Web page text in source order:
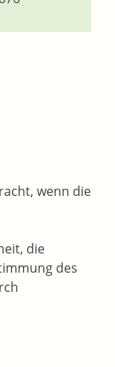
wenn die
die
des